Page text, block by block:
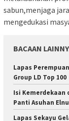
sabun,menjaga
mengedukasi
BACAAN
Lapas
Group LD Top 100
Isi Kemerdekaan
Panti Asuhan
Lapas Sekayu